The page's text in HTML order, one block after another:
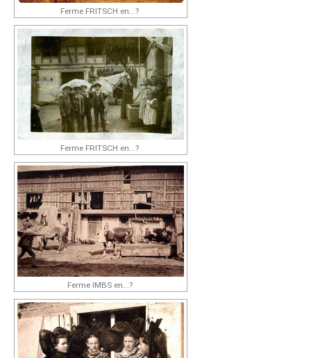
Ferme FRITSCH en...?
Ferme FRITSCH en...?
Ferme IMBS en...?